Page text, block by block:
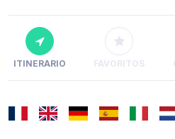
ITINERARIO FAVORITOS